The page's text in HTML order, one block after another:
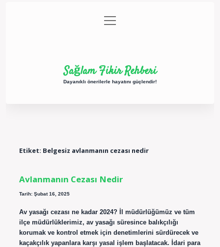
Gizlilik Politikası
menüyü
aç
Sağlam Fikir Rehberi
Dayanıklı önerilerle hayatını güçlendir!
Etiket: Belgesiz avlanmanın cezası nedir
Avlanmanın Cezası Nedir
Tarih: Şubat 16, 2025
Av yasağı cezası ne kadar 2024? İl müdürlüğümüz ve tüm
ilçe müdürlüklerimiz, av yasağı süresince balıkçılığı
korumak ve kontrol etmek için denetimlerini sürdürecek ve
kaçakçılık yapanlara karşı yasal işlem başlatacak. İdari para